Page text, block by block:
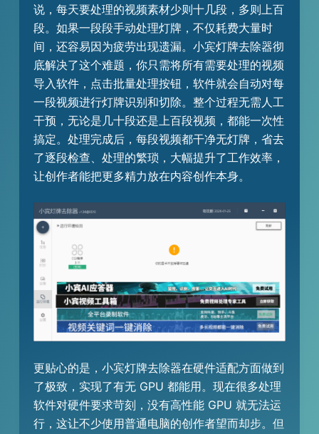
说，每天要处理的视频素材少则十几段，多则上百
段。如果一段段手动处理灯牌，不仅耗费大量时
间，还容易因为疲劳出现遗漏。小宾灯牌去除器彻
底解决了这个难题，你只需将所有需要处理的视频
导入软件，点击批量处理按钮，软件就会自动对每
一段视频进行灯牌识别和切除。整个过程无需人工
干预，无论是几十段还是上百段视频，都能一次性
搞定。处理完成后，每段视频都干净无灯牌，省去
了逐段检查、处理的繁琐，大幅提升了工作效率，
让创作者能把更多精力放在内容创作本身。​
更贴心的是，小宾灯牌去除器在硬件适配方面做到
了极致，实现了有无 GPU 都能用。现在很多处理
软件对硬件要求苛刻，没有高性能 GPU 就无法运
行，这让不少使用普通电脑的创作者望而却步。但